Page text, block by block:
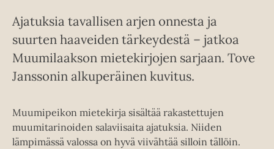
Ajatuksia tavallisen arjen onnesta ja
suurten haaveiden tärkeydestä – jatkoa
Muumilaakson mietekirjojen sarjaan. Tove
Janssonin alkuperäinen kuvitus.
Muumipeikon mietekirja sisältää rakastettujen
muumitarinoiden salaviisaita ajatuksia. Niiden
lämpimässä valossa on hyvä viivähtää silloin tällöin.